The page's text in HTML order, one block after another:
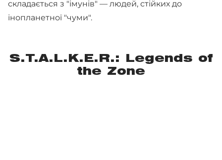
складається з "імунів" — людей, стійких до
інопланетної "чуми".
S.T.A.L.K.E.R.: Legends of
the Zone